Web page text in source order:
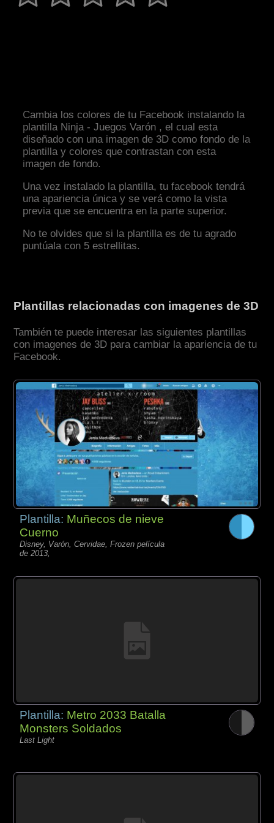
Cambia los colores de tu Facebook instalando la
plantilla Ninja - Juegos Varón , el cual esta
diseñado con una imagen de 3D como fondo de la
plantilla y colores que contrastan con esta
imagen de fondo.
Una vez instalado la plantilla, tu facebook tendrá
una apariencia única y se verá como la vista
previa que se encuentra en la parte superior.
No te olvides que si la plantilla es de tu agrado
puntúala con 5 estrellitas.
Plantillas relacionadas con imagenes de 3D
También te puede interesar las siguientes plantillas
con imagenes de 3D para cambiar la apariencia de tu
Facebook.
Plantilla: Muñecos de nieve
Cuerno
Disney, Varón, Cervidae, Frozen película
de 2013,
Plantilla: Metro 2033 Batalla
Monsters Soldados
Last Light